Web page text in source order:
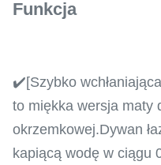
Funkcja
✔️[Szybko
to miękka wersja maty
okrzemkowej.Dywan
kapiącą wodę w ciągu